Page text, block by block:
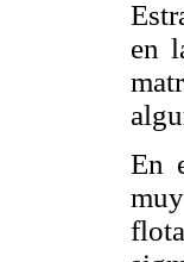
en
En